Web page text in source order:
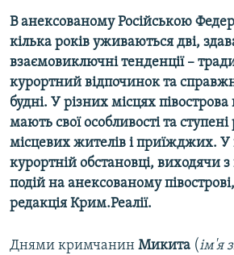
В анексованому Російською
кілька років уживаються дві,
взаємовиключні тенденції –
курортний відпочинок та
будні. У різних місцях півострова
мають свої особливості та
місцевих жителів і приїжджих. У
курортній обстановці, виходячи
подій на анексованому
редакція Крим.Реалії.
Днями кримчанин Микита (ім'я